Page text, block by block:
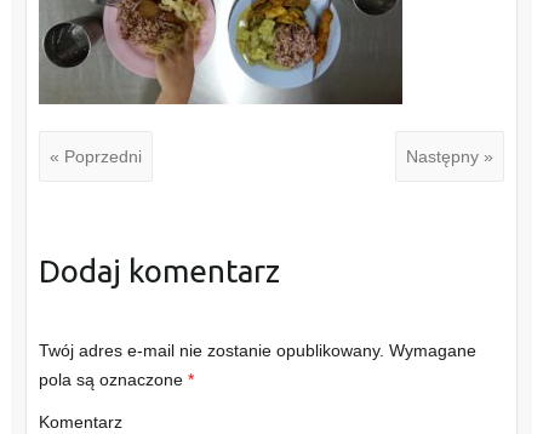
« Poprzedni Następny »
Dodaj komentarz
Twój adres e-mail nie zostanie opublikowany. Wymagane
pola są oznaczone *
Komentarz